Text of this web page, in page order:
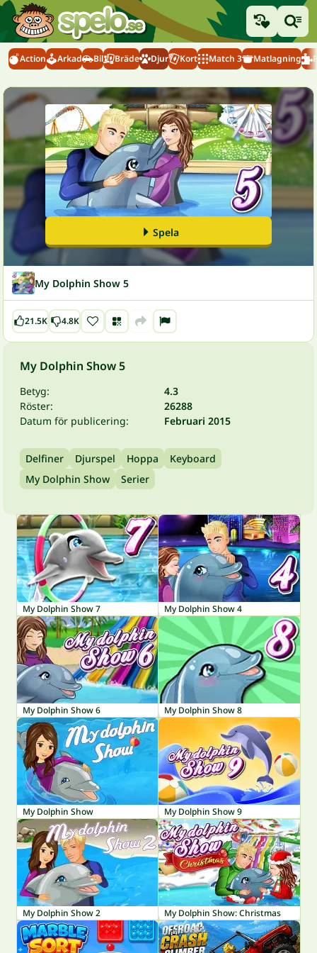
Action Arkad Bil Bräde Djur Kort Match 3 Matlagning
Spela
My Dolphin Show 5
21.5K 4.8K
My Dolphin Show 5
Betyg:
4.3
Röster:
26288
Datum för publicering:
Februari 2015
Delfiner Djurspel Hoppa
Keyboard
My Dolphin Show
Serier
My Dolphin Show 7 My Dolphin Show 4
My Dolphin Show 6 My Dolphin Show 8
My Dolphin Show My Dolphin Show 9
My Dolphin Show 2 My Dolphin Show: Christmas